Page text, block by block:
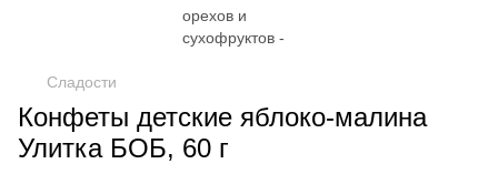
Сладости
Конфеты детские яблоко-малина
Улитка БОБ, 60 г